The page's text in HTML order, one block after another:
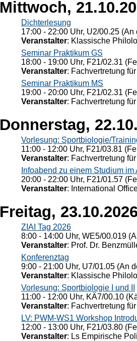
Mittwoch,
Dichterlesung
17:00 - 22:00 Uhr, U2/00.25
Veranstalter: Klassische
Seminar Praktikum GS
18:00 - 19:00 Uhr, F21/02.31
Veranstalter: Fachvertretung
Seminar Praktikum MS
19:00 - 20:00 Uhr, F21/02.31
Veranstalter: Fachvertretung
Donnerstag,
Vorlesung: Sportbiologie/
11:00 - 12:00 Uhr, F21/03.81
Veranstalter: Fachvertretung
Infoabend zu einem Studium im
20:00 - 22:00 Uhr, F21/01.57
Veranstalter: International
Freitag,
ZIAI Tag 2026
8:00 - 14:00 Uhr, WE5/00.019
Veranstalter: Prof. Dr.
Konferenztag
9:00 - 21:00 Uhr, U7/01.05 (An
Veranstalter: Klassische
Vorlesung: Sportbiologie I und II
11:00 - 12:00 Uhr, KÄ7/00.10
Veranstalter: Fachvertretung
LV: PWM-WS1 Workshop
12:00 - 13:00 Uhr, F21/03.80
Veranstalter: Ls Empirische